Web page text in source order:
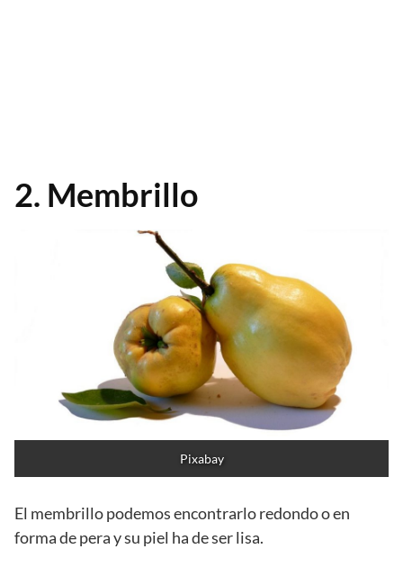
2. Membrillo
Pixabay
El membrillo podemos encontrarlo redondo o en
forma de pera y su piel ha de ser lisa.